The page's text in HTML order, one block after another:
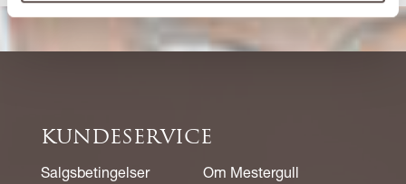
KUNDESERVICE
Salgsbetingelser
Om Mestergull